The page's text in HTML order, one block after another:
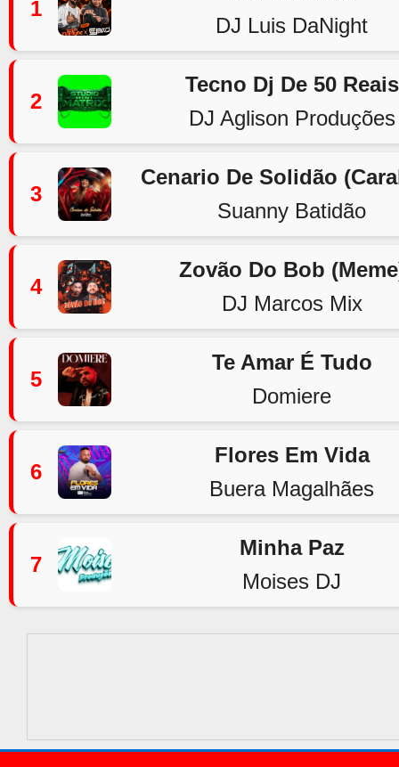
1
DJ Luis DaNight
2
Tecno Dj De 50 Reais
DJ Aglison Produções
3
Cenario De Solidão
Suanny Batidão
4
Zovão Do Bob
DJ Marcos Mix
5
Te Amar É Tudo
Domiere
6
Flores Em Vida
Buera Magalhães
7
Minha Paz
Moises DJ